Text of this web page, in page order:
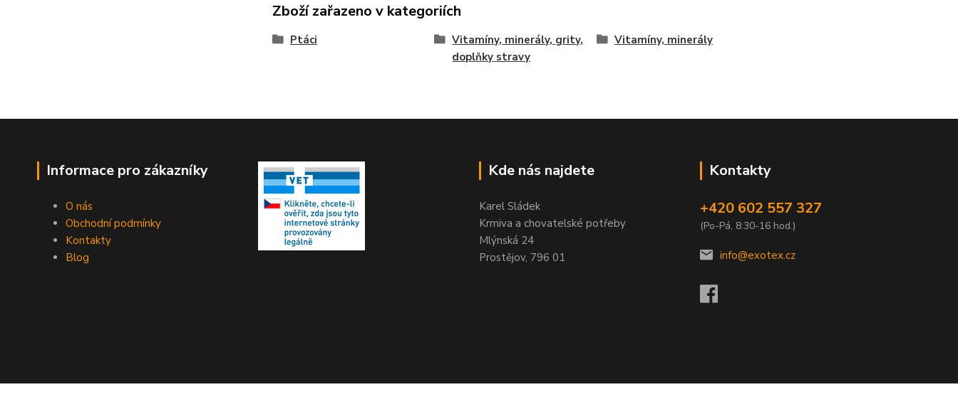
Zboží zařazeno v kategoriích
Ptáci
Vitamíny, minerály, grity,
doplňky stravy
Vitamíny, minerály
Informace pro zákazníky
O nás
Obchodní podmínky
Kontakty
Blog
Kde nás najdete
Karel Sládek
Krmiva a chovatelské potřeby
Mlýnská 24
Prostějov, 796 01
Kontakty
+420 602 557 327
(Po-Pá, 8:30-16 hod.)
info@exotex.cz